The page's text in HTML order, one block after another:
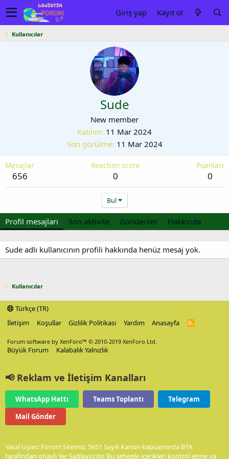
Giriş yap Kayıt ol
Kullanıcılar
Sude
New member
Katılım 11 Mar 2024
Son görülme 11 Mar 2024
Mesajlar
656
Reaction score
0
Puanları
0
Bul
Profil mesajları Son aktivite Gönderiler Hakkında
Sude adlı kullanıcının profili hakkında henüz mesaj yok.
Kullanıcılar
Türkçe (TR)
İletişim
Koşullar Gizlilik Politikası Yardım Anasayfa
R
Forum software by XenForo™ © 2010-2019 XenForo Ltd.
Büyük Forum Kalabalık Yalnızlık
📢 Reklam ve İletişim Kanalları
WhatsApp Hattı Teams Toplantı
Telegram
Mail Gönder
Yasal Uyarı: Forum Sitemiz; 5651 Sayılı Kanun kapsamında BTK
tarafından onaylı Yer Sağlayıcı'dır. Bu sebeple içerikleri kontrol etme ya